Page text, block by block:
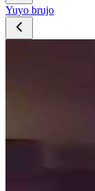
Yuyo brujo